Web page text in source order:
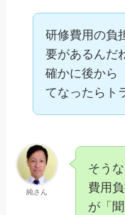
研修費用の負
要があるんだ
確かに後から
てなったらト
純さん
そうな
費用
が「